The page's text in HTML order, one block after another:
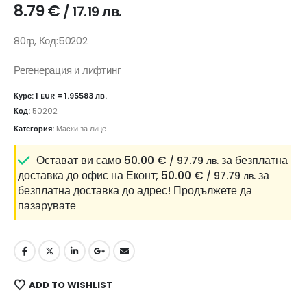
8.79€ / 17.19 лв.
80гр, Код:50202
Регенерация и лифтинг
Курс: 1 EUR = 1.95583 лв.
Код: 50202
Категория: Маски за лице
Остават ви само 50.00 € / 97.79 лв. за безплатна
доставка до офис на Еконт; 50.00 € / 97.79 лв. за
безплатна доставка до адрес! Продължете да
пазарувате
ADD TO WISHLIST